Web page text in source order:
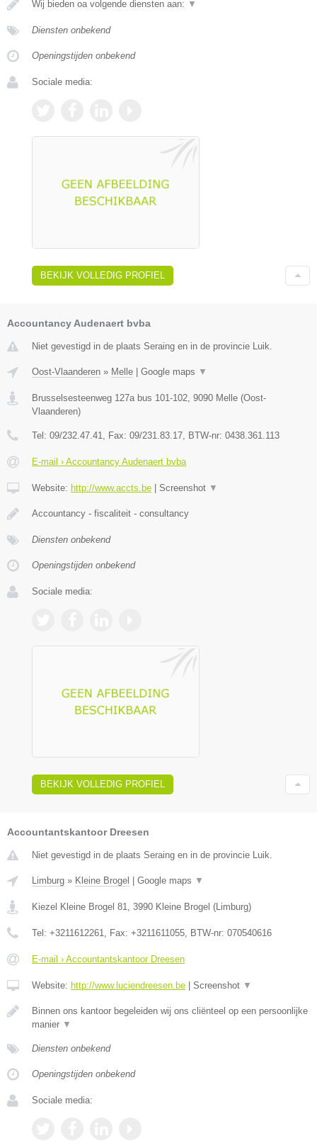
Wij bieden oa volgende diensten aan: ▼
Diensten onbekend
Openingstijden onbekend
Sociale media:
BEKIJK VOLLEDIG PROFIEL
Accountancy Audenaert bvba
Niet gevestigd in de plaats Seraing en in de provincie Luik.
Oost-Vlaanderen » Melle | Google maps ▼
Brusselsesteenweg 127a bus 101-102 9090 Melle (Oost-
Vlaanderen)
Tel: 09/232.47.41 , Fax: 09/231.83.17 , BTW-nr: 0438.361.113
E-mail › Accountancy Audenaert bvba
Website: http://www.accts.be | Screenshot ▼
Accountancy - fiscaliteit - consultancy
Diensten onbekend
Openingstijden onbekend
Sociale media:
BEKIJK VOLLEDIG PROFIEL
Accountantskantoor Dreesen
Niet gevestigd in de plaats Seraing en in de provincie Luik.
Limburg » Kleine Brogel Google maps ▼
Kiezel Kleine Brogel 81, 3990 Kleine Brogel (Limburg)
Tel: +3211612261, Fax: +3211611055, BTW-nr: 070540616
E-mail › Accountantskantoor Dreesen
Website: http://www.luciendreesen.be Screenshot ▼
Binnen ons kantoor begeleiden wij ons cliënteel op een persoonlijke
manier ▼
Diensten onbekend
Openingstijden onbekend
Sociale media: